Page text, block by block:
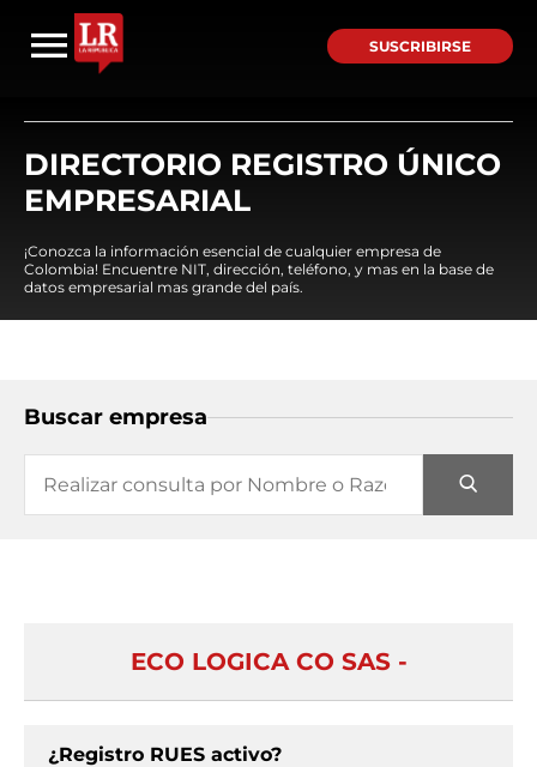
SUSCRIBIRSE
DIRECTORIO REGISTRO ÚNICO
EMPRESARIAL
¡Conozca la información esencial de cualquier empresa de
Colombia! Encuentre NIT, dirección, teléfono, y mas en la base de
datos empresarial mas grande del país.
Buscar empresa
ECO LOGICA CO SAS -
¿Registro RUES activo?